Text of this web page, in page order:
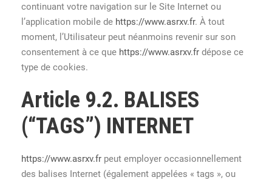
continuant votre navigation sur le Site Internet ou
l’application mobile de https://www.asrxv.fr. À tout
moment, l’Utilisateur peut néanmoins revenir sur son
consentement à ce que https://www.asrxv.fr dépose ce
type de cookies.
Article 9.2. BALISES
(“TAGS”) INTERNET
https://www.asrxv.fr peut employer occasionnellement
des balises Internet (également appelées « tags », ou